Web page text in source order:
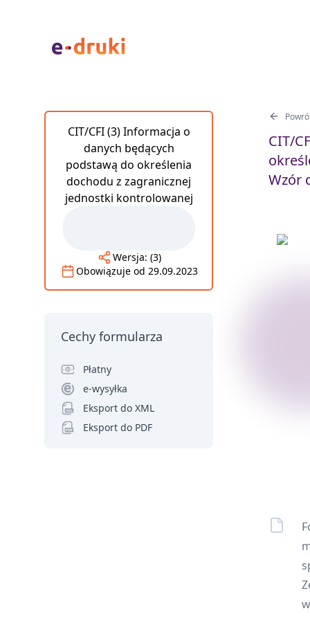
CIT/
Wzór
CIT/CFI (3) Informacja o
danych będących
podstawą do określenia
dochodu z zagranicznej
jednostki kontrolowanej
Wersja: (3)
Obowiązuje od 29.09.2023
Cechy formularza
Płatny
e-wysyłka
Eksport do XML
Eksport do PDF